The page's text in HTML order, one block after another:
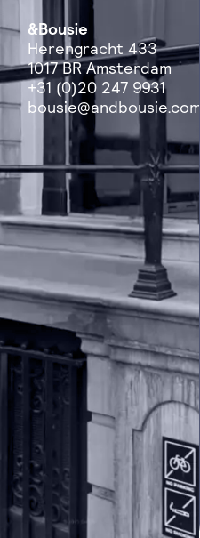
&Bousie
Herengracht 433
1017 BR Amsterdam
+31 (0)20 247 9931
bousie@andbousie.com